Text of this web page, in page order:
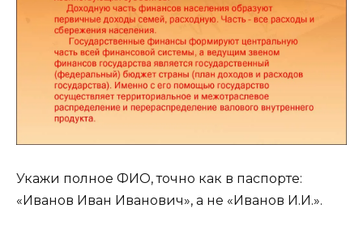
Укажи полное ФИО, точно как в паспорте:
«Иванов Иван Иванович», а не «Иванов И.И.».